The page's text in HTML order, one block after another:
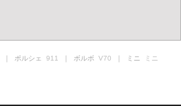
｜ ポルシェ 911 ｜ ボルボ V70 ｜ ミニ ミニ